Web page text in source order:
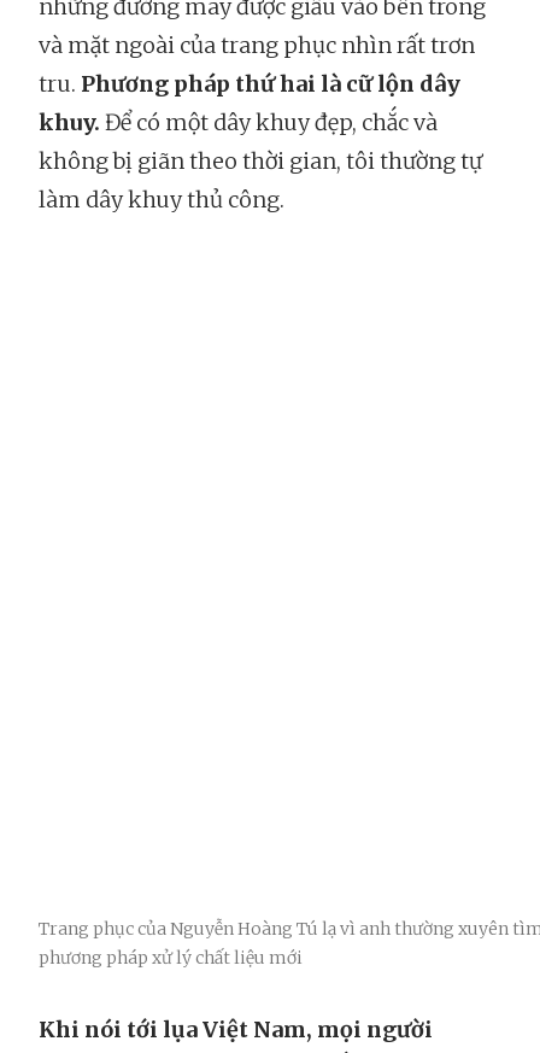
những đường may được giấu vào bên trong
và mặt ngoài của trang phục nhìn rất trơn
tru. Phương pháp thứ hai là cữ lộn dây
khuy. Để có một dây khuy đẹp, chắc và
không bị giãn theo thời gian, tôi thường tự
làm dây khuy thủ công.
Trang phục của Nguyễn Hoàng Tú lạ vì anh thường xuyên
phương pháp xử lý chất liệu mới
Khi nói tới lụa Việt Nam, mọi người